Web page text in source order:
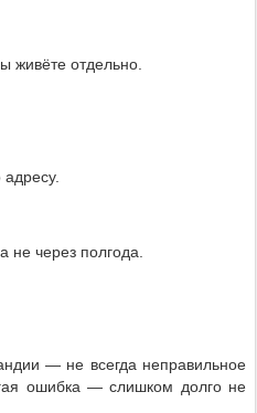
живёте отдельно.
не через полгода.
— не всегда неправильное
ошибка — слишком долго не